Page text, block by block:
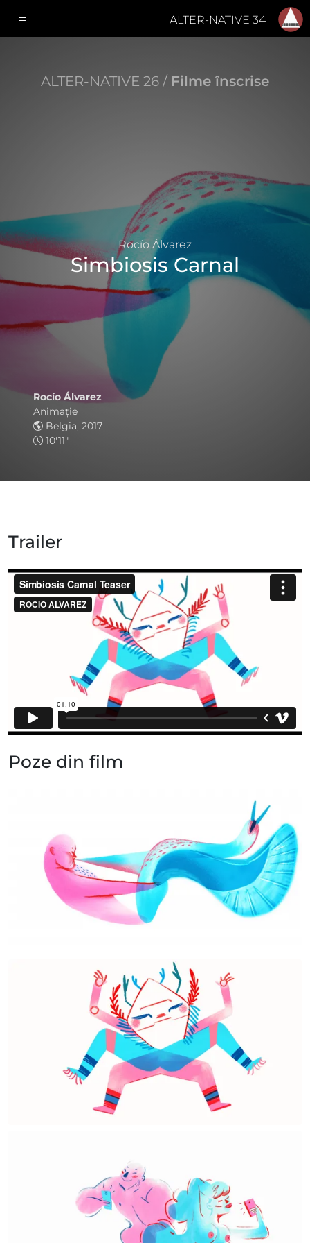
ALTER-NATIVE 34
ALTER-NATIVE 26 / Filme înscrise
Rocío Álvarez
Simbiosis Carnal
Rocío Álvarez
Animaţie
Belgia, 2017
10'11"
Trailer
Poze din film